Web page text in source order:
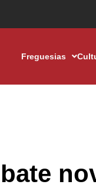
Freguesias